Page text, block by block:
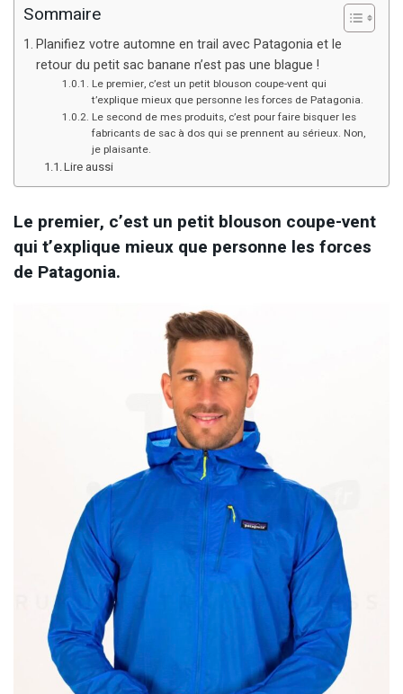
Sommaire
Planifiez votre automne en trail avec Patagonia et le
retour du petit sac banane n’est pas une blague !
Le premier, c’est un petit blouson coupe-vent qui
t’explique mieux que personne les forces de Patagonia.
Le second de mes produits, c’est pour faire bisquer les
fabricants de sac à dos qui se prennent au sérieux. Non,
je plaisante.
Lire aussi
Le premier, c’est un petit blouson coupe-vent
qui t’explique mieux que personne les forces
de Patagonia.